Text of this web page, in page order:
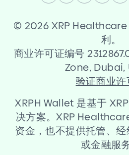
© 2026 XRP
利。
商业许可证编号
Zone, Dubai,
验证商业
XRPH Wallet 是基于
决方案。XRP
资金，也不提供托管、
或金融服务